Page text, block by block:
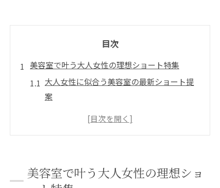
目次
美容室で叶う大人女性の理想ショート特集
大人女性に似合う美容室の最新ショート提
案
再現性が高い美容室のカット技術の魅力
美容室選びで叶う自分らしいショートヘア
美容室で叶う大人女性の理想ショ